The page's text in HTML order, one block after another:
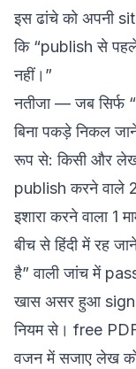
इस ढांचे को अपनी
कि “publish से
नहीं।”
नतीजा — जब सिर्फ
बिना पकड़े निकल
रूप से: किसी और
publish करने वाले
इशारा करने वाला
बीच से हिंदी में रह
है” वाली जांच में
खास असर हुआ
नियम से। free
वजन में सजाए लेख